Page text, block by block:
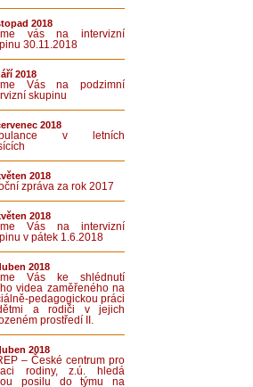
2018
vás na intervizní
30.11.2018
2018
Vás na podzimní
skupinu
2018
v letních
2018
zpráva za rok 2017
2018
Vás na intervizní
v pátek 1.6.2018
2018
Vás ke shlédnutí
videa zaměřeného na
pedagogickou práci
a rodiči v jejich
prostředí II.
2018
– České centrum pro
rodiny, z.ú. hledá
posilu do týmu na